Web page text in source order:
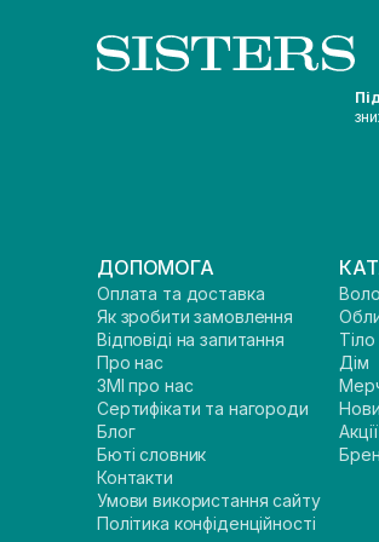
ДОПОМОГА
Оплата та доставка
Як зробити замовлення
Відповіді на запитання
Про нас
ЗМІ про нас
Сертифікати та нагороди
Блог
Бюті словник
Контакти
Умови використання сайту
Політика конфіденційності
Тіло
Дім